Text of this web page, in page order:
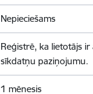
Nepieciešams
Reģistrē, ka lietotājs
sīkdatņu paziņojumu.
1 mēnesis